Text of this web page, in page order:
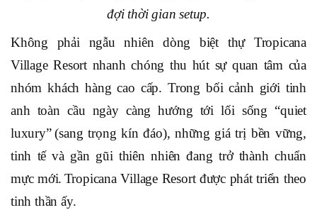
đợi thời gian setup.
Không phải ngẫu nhiên dòng biệt thự Tropicana
Village Resort nhanh chóng thu hút sự quan tâm của
nhóm khách hàng cao cấp. Trong bối cảnh giới tinh
anhtoàn cầu ngày càng hướng tới lối sống “quiet
luxury” (sang trọng kín đáo),những giá trị bền vững,
tinh tế và gần gũi thiên nhiên đang trở thành chuẩn
mực mới. Tropicana Village Resort được phát triển theo
tinh thần ấy.